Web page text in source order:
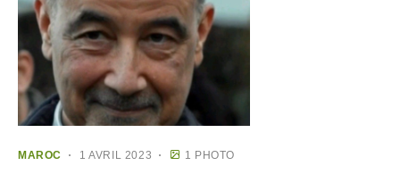
MAROC 1 AVRIL 2023 1 PHOTO